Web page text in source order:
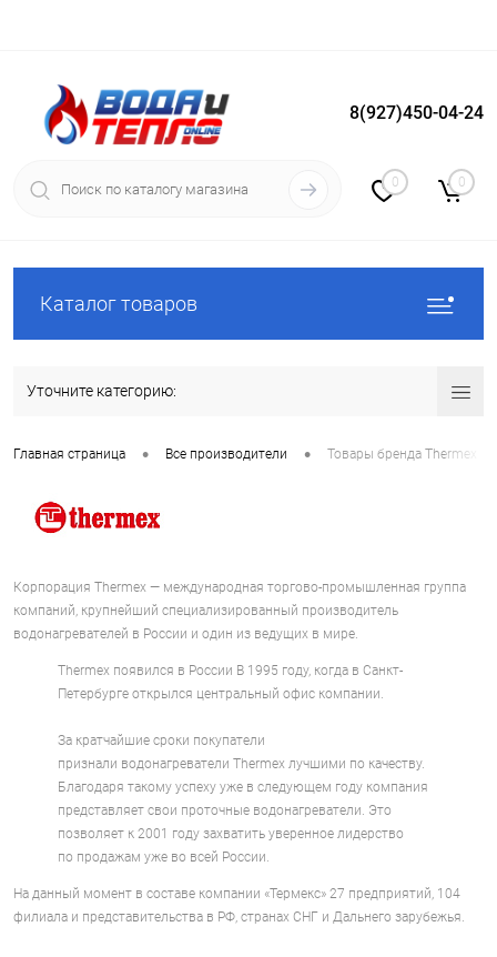
Вход Регистрация
8(927)450-04-24
0 0
Каталог товаров
Уточните категорию:
Главная страница • Все производители • Товары бренда Thermex
Корпорация Thermex — международная торгово-промышленная группа
компаний, крупнейший специализированный производитель
водонагревателей в России и один из ведущих в мире.
Thermex появился в России В 1995 году, когда в Санкт-
Петербурге открылся центральный офис компании.
За кратчайшие сроки покупатели
признали водонагреватели Thermex лучшими по качеству.
Благодаря такому успеху уже в следующем году компания
представляет свои проточные водонагреватели. Это
позволяет к 2001 году захватить уверенное лидерство
по продажам уже во всей России.
На данный момент в составе компании «Термекс» 27 предприятий, 104
филиала и представительства в РФ, странах СНГ и Дальнего зарубежья.